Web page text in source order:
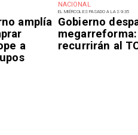
amplía
a
NACIONAL
EL MIÉRCOLES PASADO A LAS 9:35
Gobierno
recurrirán al